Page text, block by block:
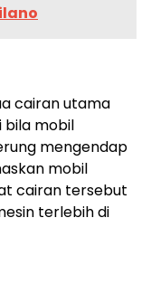
cairan utama
bila mobil
mengendap
mobil
cairan tersebut
terlebih di